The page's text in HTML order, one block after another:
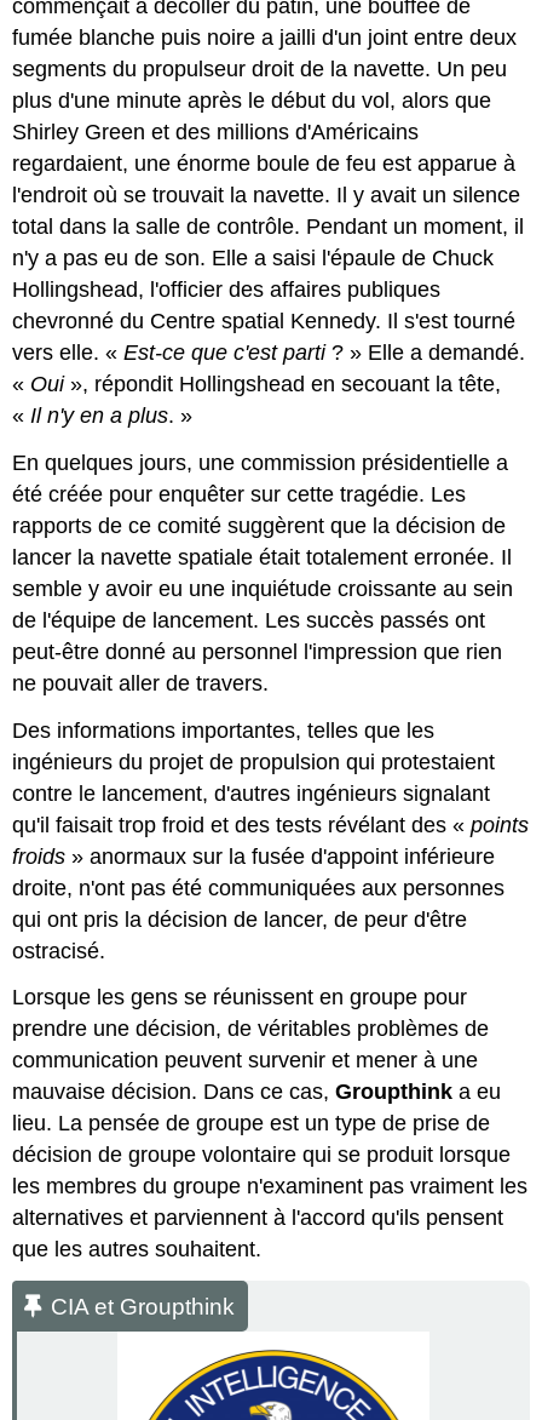
commençait à décoller du patin, une bouffée de
fumée blanche puis noire a jailli d'un joint entre deux
segments du propulseur droit de la navette. Un peu
plus d'une minute après le début du vol, alors que
Shirley Green et des millions d'Américains
regardaient, une énorme boule de feu est apparue à
l'endroit où se trouvait la navette. Il y avait un silence
total dans la salle de contrôle. Pendant un moment, il
n'y a pas eu de son. Elle a saisi l'épaule de Chuck
Hollingshead, l'officier des affaires publiques
chevronné du Centre spatial Kennedy. Il s'est tourné
vers elle. «Est-ce que c'est parti? » Elle a demandé.
« Oui», répondit Hollingshead en secouant la tête,
«Il n'y en a plus. »
En quelques jours, une commission présidentielle a
été créée pour enquêter sur cette tragédie. Les
rapports de ce comité suggèrent que la décision de
lancer la navette spatiale était totalement erronée. Il
semble y avoir eu une inquiétude croissante au sein
de l'équipe de lancement. Les succès passés ont
peut-être donné au personnel l'impression que rien
ne pouvait aller de travers.
Des informations importantes, telles que les
ingénieurs du projet de propulsion qui protestaient
contre le lancement, d'autres ingénieurs signalant
qu'il faisait trop froid et des tests révélant des «points
froids » anormaux sur la fusée d'appoint inférieure
droite, n'ont pas été communiquées aux personnes
qui ont pris la décision de lancer, de peur d'être
ostracisé.
Lorsque les gens se réunissent en groupe pour
prendre une décision, de véritables problèmes de
communication peuvent survenir et mener à une
mauvaise décision. Dans ce cas,Groupthink a eu
lieu. La pensée de groupe est un type de prise de
décision de groupe volontaire qui se produit lorsque
les membres du groupe n'examinent pas vraiment les
alternatives et parviennent à l'accord qu'ils pensent
que les autres souhaitent.
CIA et Groupthink